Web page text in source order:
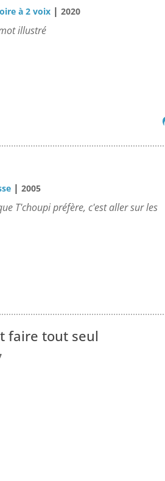
à 2 voix |2020
illustré
|2005
T'choupi préfère, c'est aller sur les
faire tout seul